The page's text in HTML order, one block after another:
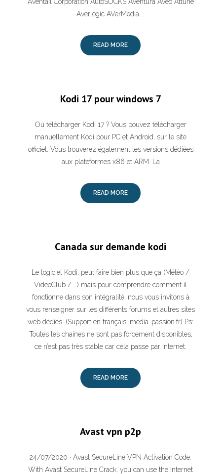
Averlogic AVerMedia …
READ MORE
Kodi 17 pour windows 7
Où télécharger Kodi 17 ? Vous pouvez télécharger
manuellement Kodi pour PC et Android, sur le site
officiel. Vous trouverez également les versions dédiées
aux plateformes x86 et ARM. La
READ MORE
Canada sur demande kodi
Le logiciel Kodi, peut faire bien plus que ça (Météo /
VideoClub / …) mais pour comprendre comment il
fonctionne dans son intégralité, nous vous invitons à
vous renseigner sur les différents forums et autres sites
web dédiés. (Support en français: media-passion.fr) Ps:
Toutes les chaines ne sont pas forcement disponibles,
ce n’est pas très stable car cela passe par Internet.
READ MORE
Avast vpn p2p
24/07/2020 · Avast SecureLine VPN Activation Code:
With Avast SecureLine Crack, you can use the Internet